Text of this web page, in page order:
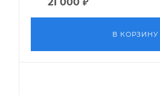
21 000 ₽
В КОРЗИНУ